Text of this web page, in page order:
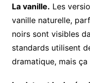
La vanille. Les
vanille naturelle,
noirs sont visibles
standards utilisent
dramatique, mais ça